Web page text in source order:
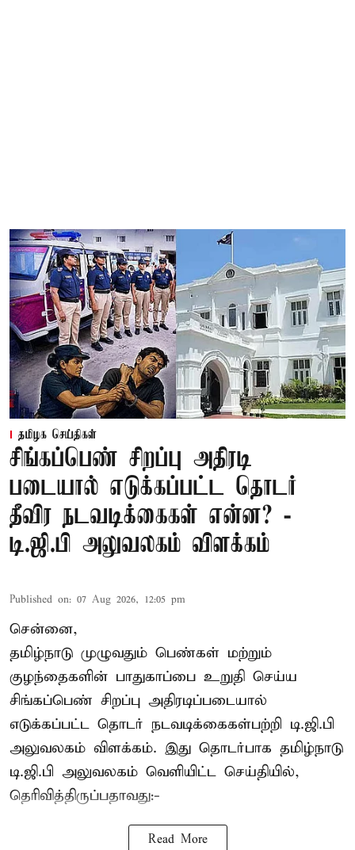
தமிழக செய்திகள்
சிங்கப்பெண் சிறப்பு அதிரடி
படையால் எடுக்கப்பட்ட தொடர்
தீவிர நடவடிக்கைகள் என்ன? -
டி.ஜி.பி அலுவலகம் விளக்கம்
Published on: 07 Aug 2026, 12:05 pm
சென்னை,
தமிழ்நாடு முழுவதும் பெண்கள் மற்றும்
குழந்தைகளின் பாதுகாப்பை உறுதி செய்ய
சிங்கப்பெண் சிறப்பு அதிரடிப்படையால்
எடுக்கப்பட்ட தொடர் நடவடிக்கைகள்பற்றி டி.ஜி.பி
அலுவலகம் விளக்கம். இது தொடர்பாக தமிழ்நாடு
டி.ஜி.பி அலுவலகம் வெளியிட்ட செய்தியில்,
தெரிவித்திருப்பதாவது:-
Read More